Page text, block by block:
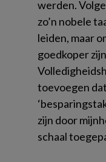
werden.
zo’n nobele
leiden, maar
goedkoper
toevoegen
zijn door
schaal